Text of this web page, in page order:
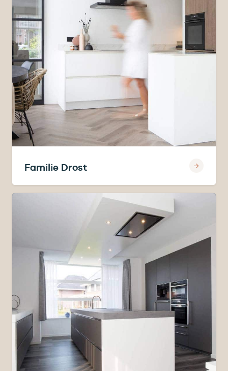
Familie Drost